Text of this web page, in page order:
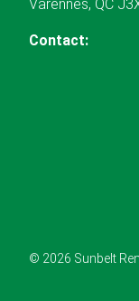
Varennes, QC
Contact:
© 2026 Sunbelt